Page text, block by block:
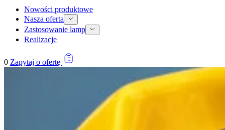
Nowości produktowe
Nasza oferta
Zastosowanie lamp
Realizacje
0 Zapytaj o ofertę